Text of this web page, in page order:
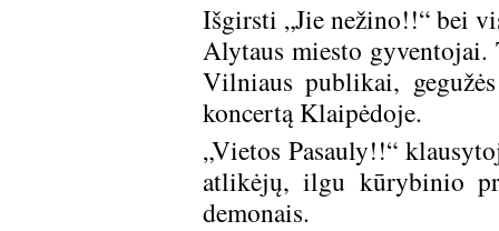
Išgirsti „Jie nežino!!“ bei
Alytaus miesto gyventojai.
Vilniaus publikai,
koncertą Klaipėdoje.
„Vietos Pasauly!!“
atlikėjų, ilgu kūrybinio
demonais.